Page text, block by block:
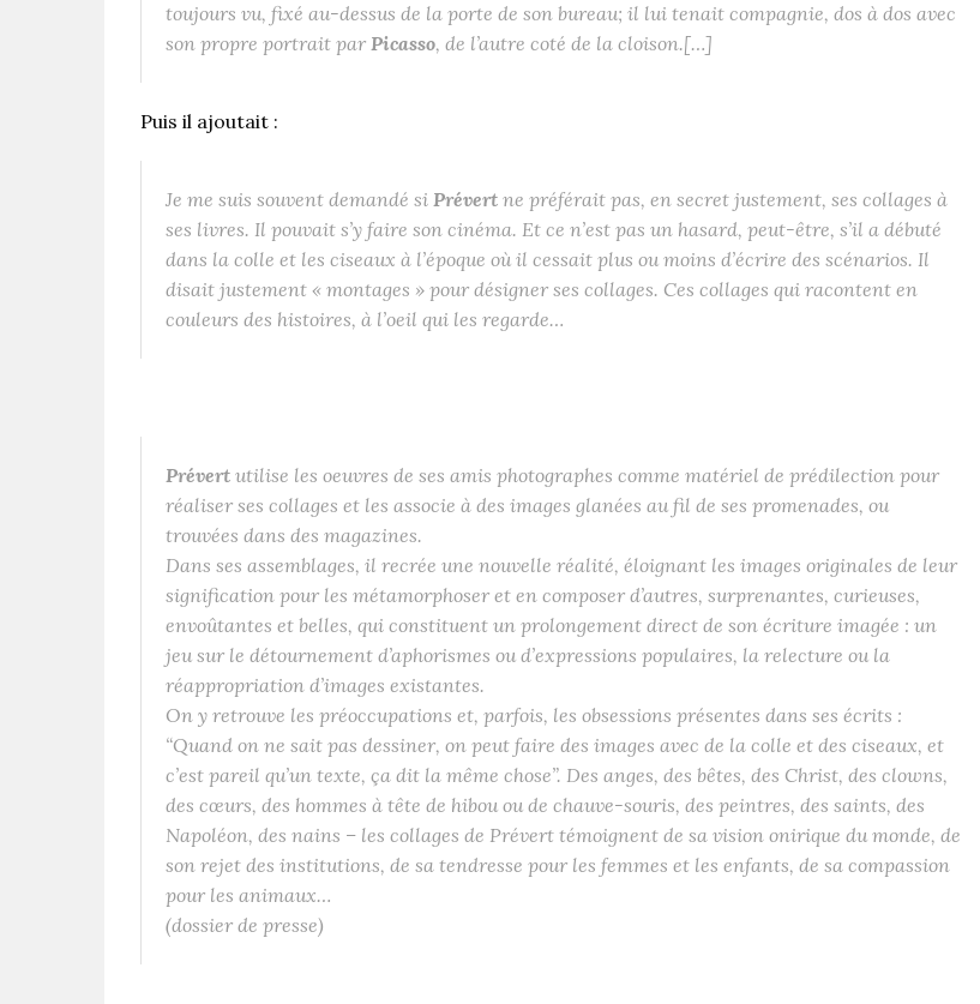
toujours vu, fixé au-dessus de la porte de son bureau; il lui tenait compagnie, dos à dos avec
son propre portrait par Picasso, de l’autre coté de la cloison.[…]
Puis il ajoutait :
Je me suis souvent demandé si Prévert ne préférait pas, en secret justement, ses collages à
ses livres. Il pouvait s’y faire son cinéma. Et ce n’est pas un hasard, peut-être, s’il a débuté
dans la colle et les ciseaux à l’époque où il cessait plus ou moins d’écrire des scénarios. Il
disait justement « montages » pour désigner ses collages. Ces collages qui racontent en
couleurs des histoires, à l’oeil qui les regarde…
Prévert utilise les oeuvres de ses amis photographes comme matériel de prédilection pour
réaliser ses collages et les associe à des images glanées au fil de ses promenades, ou
trouvées dans des magazines.
Dans ses assemblages, il recrée une nouvelle réalité, éloignant les images originales de leur
signification pour les métamorphoser et en composer d’autres, surprenantes, curieuses,
envoûtantes et belles, qui constituent un prolongement direct de son écriture imagée : un
jeu sur le détournement d’aphorismes ou d’expressions populaires, la relecture ou la
réappropriation d’images existantes.
On y retrouve les préoccupations et, parfois, les obsessions présentes dans ses écrits :
“Quand on ne sait pas dessiner, on peut faire des images avec de la colle et des ciseaux, et
c’est pareil qu’un texte, ça dit la même chose”. Des anges, des bêtes, des Christ, des clowns,
des cœurs, des hommes à tête de hibou ou de chauve-souris, des peintres, des saints, des
Napoléon, des nains – les collages de Prévert témoignent de sa vision onirique du monde, de
son rejet des institutions, de sa tendresse pour les femmes et les enfants, de sa compassion
pour les animaux…
(dossier de presse)